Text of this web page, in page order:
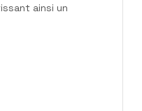
ainsi un